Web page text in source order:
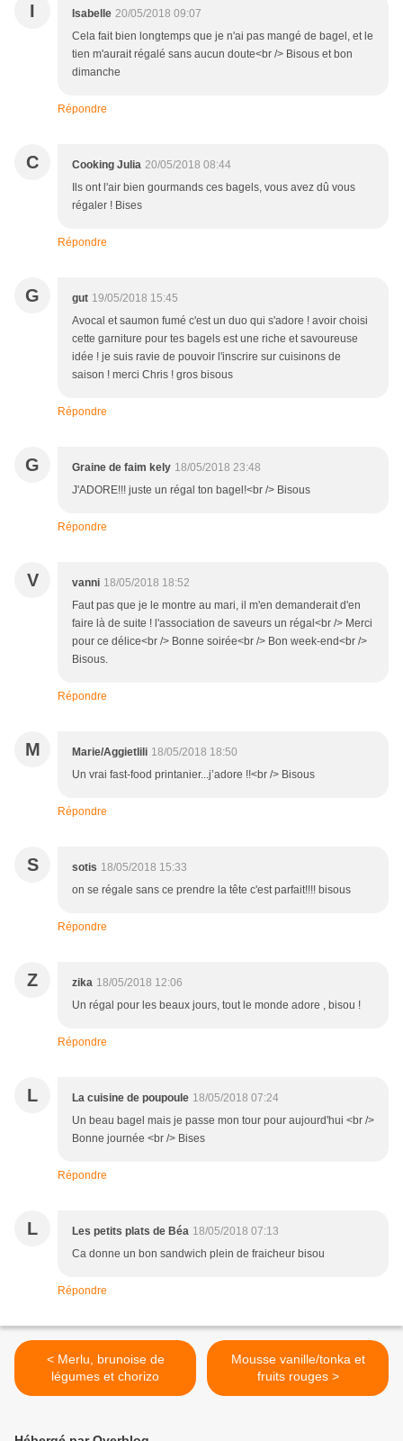
I Isabelle 20/05/2018 09:07
Cela fait bien longtemps que je n'ai pas mangé de bagel, et le
tien m'aurait régalé sans aucun doute<br /> Bisous et bon
dimanche
Répondre
C Cooking Julia 20/05/2018 08:44
Ils ont l'air bien gourmands ces bagels, vous avez dû vous
régaler ! Bises
Répondre
G gut 19/05/2018 15:45
Avocal et saumon fumé c'est un duo qui s'adore ! avoir choisi
cette garniture pour tes bagels est une riche et savoureuse
idée ! je suis ravie de pouvoir l'inscrire sur cuisinons de
saison ! merci Chris ! gros bisous
Répondre
G Graine de faim kely 18/05/2018 23:48
J'ADORE!!! juste un régal ton bagel!<br /> Bisous
Répondre
V vanni 18/05/2018 18:52
Faut pas que je le montre au mari, il m'en demanderait d'en
faire là de suite ! l'association de saveurs un régal<br /> Merci
pour ce délice<br /> Bonne soirée<br /> Bon week-end<br />
Bisous.
Répondre
M Marie/Aggietlili 18/05/2018 18:50
Un vrai fast-food printanier...j’adore !!<br /> Bisous
Répondre
S sotis 18/05/2018 15:33
on se régale sans ce prendre la tête c'est parfait!!!! bisous
Répondre
Z zika 18/05/2018 12:06
Un régal pour les beaux jours, tout le monde adore , bisou !
Répondre
L La cuisine de poupoule 18/05/2018 07:24
Un beau bagel mais je passe mon tour pour aujourd'hui <br />
Bonne journée <br /> Bises
Répondre
L Les petits plats de Béa 18/05/2018 07:13
Ca donne un bon sandwich plein de fraicheur bisou
Répondre
< Merlu, brunoise de
légumes et chorizo
Mousse vanille/tonka et
fruits rouges >